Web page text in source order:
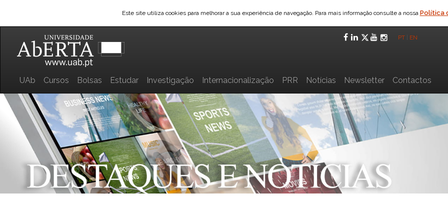
Este site utiliza cookies para melhorar a sua experiência de navegação. Para mais informação consulte a nossa Política
Facebook
LinkedIn
Twitter
YouTube
PT EN
UAb Cursos Bolsas Estudar Investigação Internacionalização PRR Notícias Newsletter Contactos